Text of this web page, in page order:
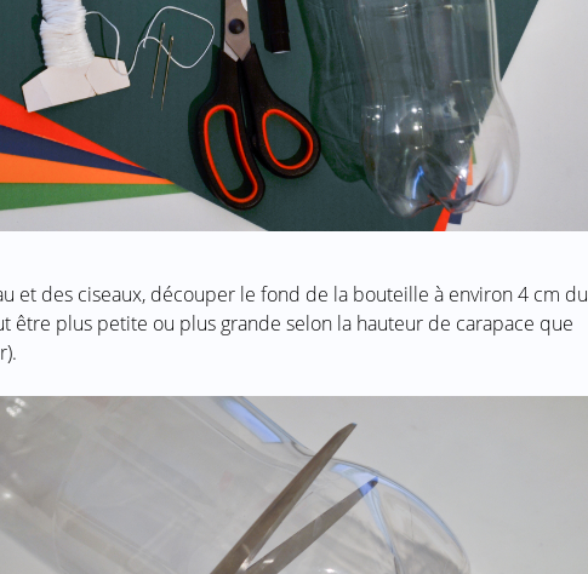
et des ciseaux, découper le fond de la bouteille à environ 4 cm du
être plus petite ou plus grande selon la hauteur de carapace que